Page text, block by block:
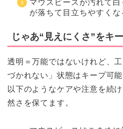
マウスピースが汚れて
が落ちて目立ちやすくな
じゃあ“見えにくさ”をキ
透明＝万能ではないけれど、
づかれない」状態はキープ可能
以下のようなケアや注意を続
然さを保てます。